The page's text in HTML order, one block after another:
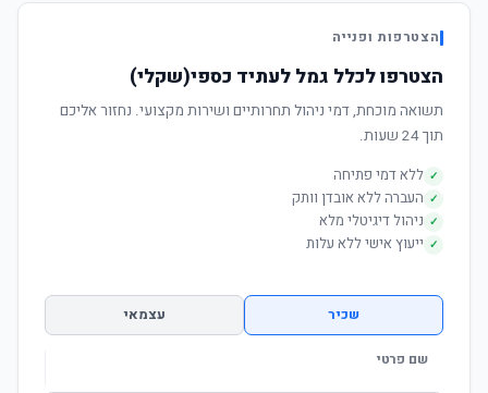
הצטרפות ופנייה
הצטרפו לכלל גמל לעתיד כספי(שקלי)
תשואה מוכחת, דמי ניהול תחרותיים ושירות מקצועי. נחזור אליכם
תוך 24 שעות.
✓ ללא דמי פתיחה
✓ העברה ללא אובדן וותק
✓ ניהול דיגיטלי מלא
✓ ייעוץ אישי ללא עלות
שכיר עצמאי
שם פרטי